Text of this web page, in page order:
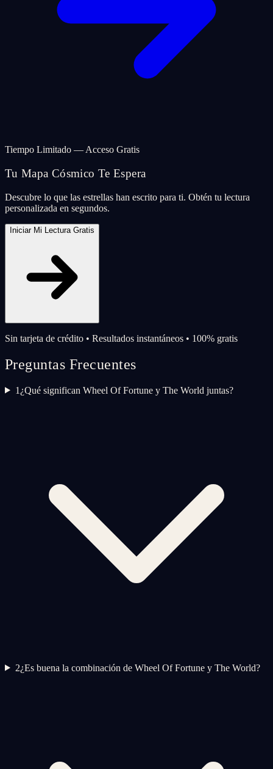
Tiempo Limitado — Acceso Gratis
Tu Mapa Cósmico Te Espera
Descubre lo que las estrellas han escrito para ti. Obtén tu lectura
personalizada en segundos.
Iniciar Mi Lectura Gratis
Sin tarjeta de crédito • Resultados instantáneos • 100% gratis
Preguntas Frecuentes
1 ¿Qué significan Wheel Of Fortune y The World juntas?
2¿Es buena la combinación de Wheel Of Fortune y The World?